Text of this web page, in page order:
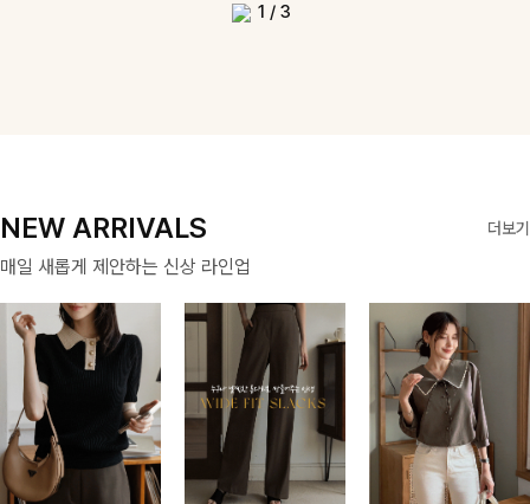
1 / 3
NEW ARRIVALS 더보기
매일 새롭게 제안하는 신상 라인업